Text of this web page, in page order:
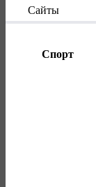
Сайты
Спорт